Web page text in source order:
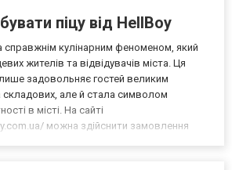
піцу від HellBoy
справжнім кулінарним феноменом, який
жителів та відвідувачів міста. Ця
лише задовольняє гостей великим
складових, але й стала символом
в місті. На сайті
можна здійснити замовлення